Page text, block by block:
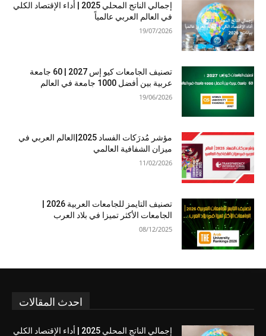
إجمالي الناتج المحلي 2025 | أداء الإقتصاد الكلي
في العالم العربي عالمياً
19/07/2026
تصنيف الجامعات كيو إس 2027 | 60 جامعة
عربية بين أفضل 1000 جامعة في العالم
19/06/2026
مؤشر مُدرَكات الفساد 2025|العالم العربي في
ميزان الشفافية العالمي
11/02/2026
الجامعات الأكثر تميزا في بلاد العرب
08/12/2025
احدث المقالات
إجمالي الناتج المحلي 2025 | أداء الإقتصاد الكلي